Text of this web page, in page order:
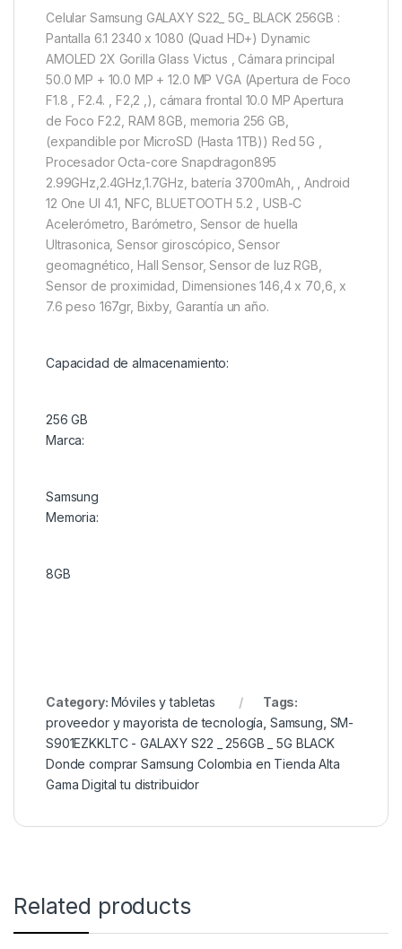
Celular Samsung GALAXY S22_ 5G_ BLACK 256GB :
Pantalla 6.1 2340 x 1080 (Quad HD+) Dynamic
AMOLED 2X Gorilla Glass Victus , Cámara principal
50.0 MP + 10.0 MP + 12.0 MP VGA (Apertura de Foco
F1.8 , F2.4. , F2,2 ,), cámara frontal 10.0 MP Apertura
de Foco F2.2, RAM 8GB, memoria 256 GB,
(expandible por MicroSD (Hasta 1TB)) Red 5G ,
Procesador Octa-core Snapdragon895
2.99GHz,2.4GHz,1.7GHz, batería 3700mAh, , Android
12 One UI 4.1, NFC, BLUETOOTH 5.2 , USB-C
Acelerómetro, Barómetro, Sensor de huella
Ultrasonica, Sensor giroscópico, Sensor
geomagnético, Hall Sensor, Sensor de luz RGB,
Sensor de proximidad, Dimensiones 146,4 x 70,6, x
7.6 peso 167gr, Bixby, Garantía un año.
Capacidad de almacenamiento:
256 GB
Marca:
Samsung
Memoria:
8GB
Category: Móviles y tabletas
Tags:
proveedor y mayorista de tecnología Samsung SM-
S901EZKKLTC - GALAXY S22 _ 256GB _ 5G BLACK
Donde comprar Samsung Colombia en Tienda Alta
Gama Digital tu distribuidor
Related products